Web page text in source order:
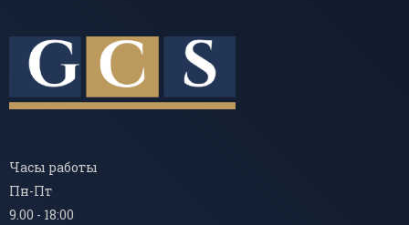
Часы работы
Пн-Пт
9.00 - 18:00